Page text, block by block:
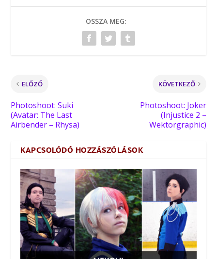
OSSZA MEG:
ELŐZŐ
Photoshoot: Suki
(Avatar: The Last
Airbender – Rhysa)
KÖVETKEZŐ
Photoshoot: Joker
(Injustice 2 –
Wektorgraphic)
KAPCSOLÓDÓ HOZZÁSZÓLÁSOK